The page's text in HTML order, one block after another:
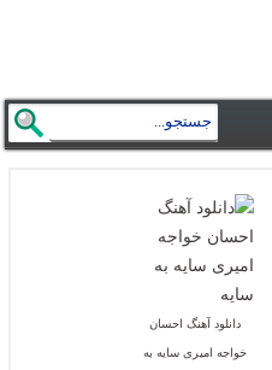
دانلود آهنگ احسان
خواجه امیری سایه به